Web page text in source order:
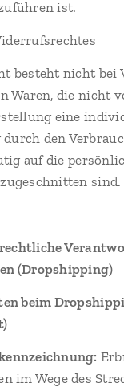
ist.
besteht nicht bei
Waren, die nicht
eine
den
auf die
sind.
(Dropshipping)
beim
im Wege des